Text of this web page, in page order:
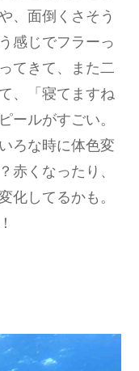
、面倒くさそう
感じでフラーっ
てきて、また二
、「寝てますね
ールがすごい。
ろな時に体色変
赤くなったり、
化してるかも。